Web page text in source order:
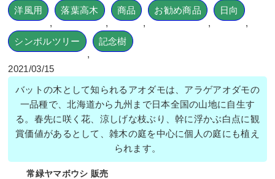
洋風用
,
落葉高木
,
商品
,
お勧め商品
,
日向
,
シンボルツリー
,
記念樹
2021/03/15
バットの木として知られるアオダモは、アラゲアオダモの
一品種で、北海道から九州まで日本全国の山地に自生す
る。春先に咲く花、涼しげな枝ぶり、幹に浮かぶ白点に観
賞価値があるとして、雑木の庭を中心に個人の庭にも植え
られます。
常緑ヤマボウシ 販売